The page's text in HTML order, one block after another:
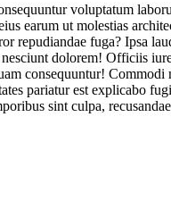
voluptatum
earum ut molestias
repudiandae fuga? Ipsa
dolorem! Officiis
consequuntur!
pariatur est explicabo
sint culpa,